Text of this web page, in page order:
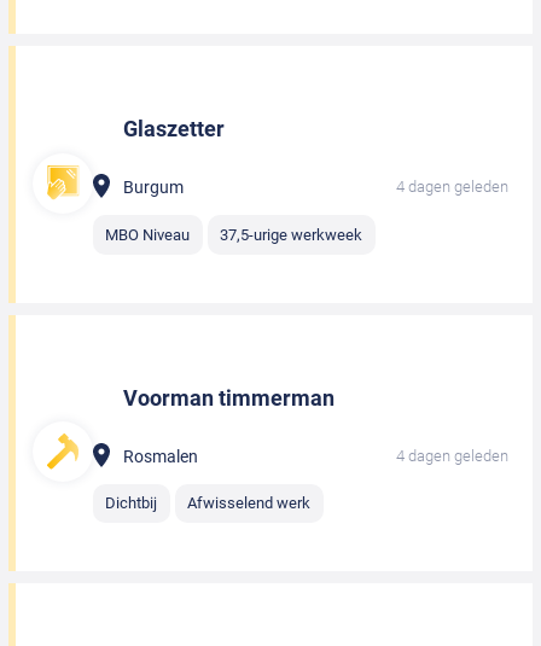
Glaszetter
Burgum 4 dagen geleden
MBO Niveau 37,5-urige werkweek
Voorman timmerman
Rosmalen 4 dagen geleden
Dichtbij Afwisselend werk